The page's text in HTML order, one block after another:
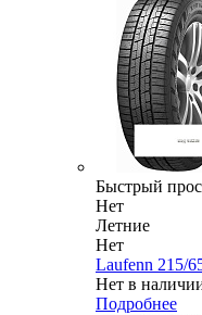
Быстрый
Нет
Летние
Нет
Laufenn 215/
Нет в
Подробнее